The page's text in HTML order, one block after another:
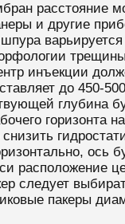
расстояние
и другие
шпура
инъекции
до 450-
глубина
горизонта
ось
расположение
следует
пакеры